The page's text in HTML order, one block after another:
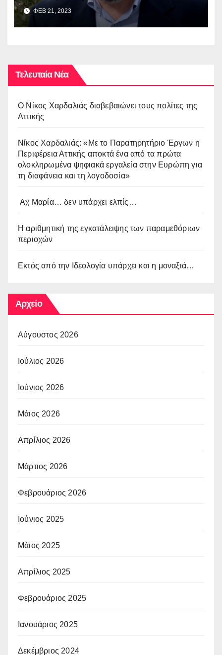
Βοσκόπουλου στην έκθεση
“ΜΙΚΡΑ ΑΣΙΑ: Λάμψη –
Καταστροφή – Ξεριζωμός –
ΦΕΒ 21, 2023
Τελευταία Νέα
O Νίκος Χαρδαλιάς διαβεβαιώνει τους πολίτες της
Αττικής
Νίκος Χαρδαλιάς: «Με το Παρατηρητήριο Έργων η
Περιφέρεια Αττικής αποκτά ένα από τα πρώτα
ολοκληρωμένα ψηφιακά εργαλεία στην Ευρώπη για
τη διαφάνεια και τη λογοδοσία»
Αχ Μαρία… δεν υπάρχει ελπίς…
Η αριθμητική της εγκατάλειψης των παραμεθόριων
περιοχών
Εκτός από την Ιδεολογία υπάρχει και η μοναξιά…
Αρχείο
Αύγουστος 2026
Ιούλιος 2026
Ιούνιος 2026
Μάιος 2026
Απρίλιος 2026
Μάρτιος 2026
Φεβρουάριος 2026
Ιούνιος 2025
Μάιος 2025
Απρίλιος 2025
Φεβρουάριος 2025
Ιανουάριος 2025
Δεκέμβριος 2024